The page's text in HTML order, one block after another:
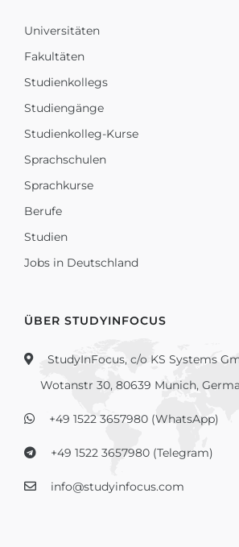
Universitäten
Fakultäten
Studienkollegs
Studiengänge
Studienkolleg-Kurse
Sprachschulen
Sprachkurse
Berufe
Studien
Jobs in Deutschland
ÜBER STUDYINFOCUS
StudyInFocus, c/o KS Systems
Wotanstr 30, 80639 Munich,
+49 1522 3657980 (WhatsApp)
+49 1522 3657980 (Telegram)
info@studyinfocus.com